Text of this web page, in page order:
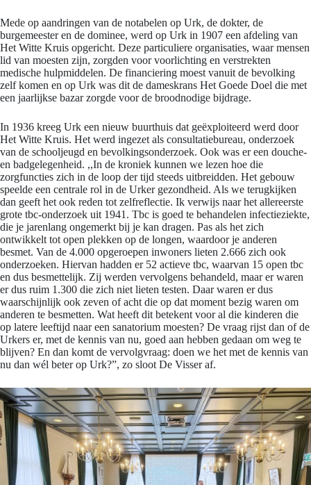
Mede op aandringen van de notabelen op Urk, de dokter, de
burgemeester en de dominee, werd op Urk in 1907 een afdeling van
Het Witte Kruis opgericht. Deze particuliere organisaties, waar mensen
lid van moesten zijn, zorgden voor voorlichting en verstrekten
medische hulpmiddelen. De financiering moest vanuit de bevolking
zelf komen en op Urk was dit de dameskrans Het Goede Doel die met
een jaarlijkse bazar zorgde voor de broodnodige bijdrage.
In 1936 kreeg Urk een nieuw buurthuis dat geëxploiteerd werd door
Het Witte Kruis. Het werd ingezet als consultatiebureau, onderzoek
van de schooljeugd en bevolkingsonderzoek. Ook was er een douche-
en badgelegenheid. ,,In de kroniek kunnen we lezen hoe die
zorgfuncties zich in de loop der tijd steeds uitbreidden. Het gebouw
speelde een centrale rol in de Urker gezondheid. Als we terugkijken
dan geeft het ook reden tot zelfreflectie. Ik verwijs naar het allereerste
grote tbc-onderzoek uit 1941. Tbc is goed te behandelen infectieziekte,
die je jarenlang ongemerkt bij je kan dragen. Pas als het zich
ontwikkelt tot open plekken op de longen, waardoor je anderen
besmet. Van de 4.000 opgeroepen inwoners lieten 2.666 zich ook
onderzoeken. Hiervan hadden er 52 actieve tbc, waarvan 15 open tbc
en dus besmettelijk. Zij werden vervolgens behandeld, maar er waren
er dus ruim 1.300 die zich niet lieten testen. Daar waren er dus
waarschijnlijk ook zeven of acht die op dat moment bezig waren om
anderen te besmetten. Wat heeft dit betekent voor al die kinderen die
op latere leeftijd naar een sanatorium moesten? De vraag rijst dan of de
Urkers er, met de kennis van nu, goed aan hebben gedaan om weg te
blijven? En dan komt de vervolgvraag: doen we het met de kennis van
nu dan wél beter op Urk?”, zo sloot De Visser af.